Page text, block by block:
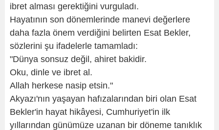
ibret alması gerektiğini vurguladı.
Hayatının son dönemlerinde manevi değerlere
daha fazla önem verdiğini belirten Esat Bekler,
sözlerini şu ifadelerle tamamladı:
"Dünya sonsuz değil, ahiret bakidir.
Oku, dinle ve ibret al.
Allah herkese nasip etsin."
Akyazı'nın yaşayan hafızalarından biri olan Esat
Bekler'in hayat hikâyesi, Cumhuriyet'in ilk
yıllarından günümüze uzanan bir döneme tanıklık